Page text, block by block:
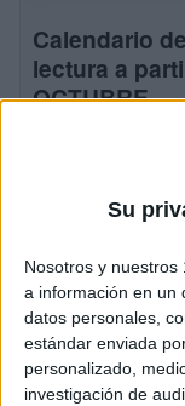
Su
Nosotros y nuestros
a información en un
datos personales,
estándar enviada
personalizado,
investigación de
Calendario
lectura a
OCTUBRE
Publicado el 4
La
simultaneo de
entre las
el texto escrito
SEGUIR LEYENDO